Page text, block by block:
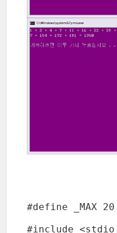
#define _MAX 20
#include